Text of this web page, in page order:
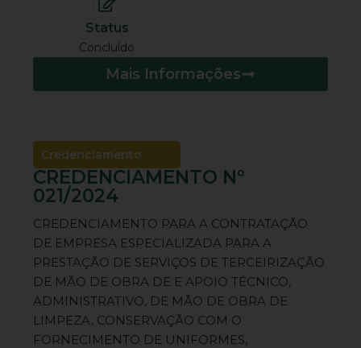
Status
Concluído
Mais Informações
Credenciamento
CREDENCIAMENTO Nº
021/2024
CREDENCIAMENTO PARA A CONTRATAÇÃO
DE EMPRESA ESPECIALIZADA PARA A
PRESTAÇÃO DE SERVIÇOS DE TERCEIRIZAÇÃO
DE MÃO DE OBRA DE E APOIO TÉCNICO,
ADMINISTRATIVO, DE MÃO DE OBRA DE
LIMPEZA, CONSERVAÇÃO COM O
FORNECIMENTO DE UNIFORMES,